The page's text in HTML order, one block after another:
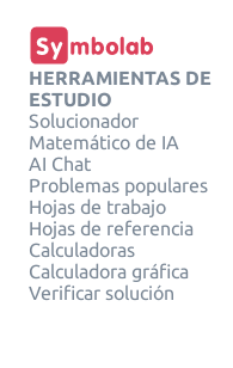
HERRAMIENTAS DE
ESTUDIO
Solucionador
Matemático de IA
AI Chat
Problemas populares
Hojas de trabajo
Hojas de referencia
Calculadoras
Calculadora gráfica
Verificar solución